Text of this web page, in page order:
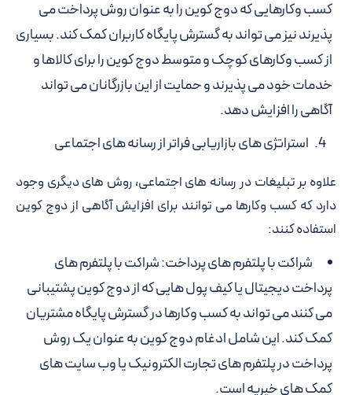
کسب وکارهایی که دوج کوین را به عنوان روش پرداخت می
پذیرند نیز می تواند به گسترش پایگاه کاربران کمک کند. بسیاری
از کسب وکارهای کوچک و متوسط دوج کوین را برای کالاها و
خدمات خود می پذیرند و حمایت از این بازرگانان می تواند
آگاهی را افزایش دهد.
استراتژی های بازاریابی فراتر از رسانه های اجتماعی
علاوه بر تبلیغات در رسانه های اجتماعی، روش های دیگری وجود
دارد که کسب وکارها می توانند برای افزایش آگاهی از دوج کوین
استفاده کنند:
شراکت با پلتفرم های پرداخت: شراکت با پلتفرم های
پرداخت دیجیتال یا کیف پول هایی که از دوج کوین پشتیبانی
می کنند می تواند به کسب وکارها در گسترش پایگاه مشتریان
کمک کند. این شامل ادغام دوج کوین به عنوان یک روش
پرداخت در پلتفرم های تجارت الکترونیک یا وب سایت های
کمک های خیریه است.